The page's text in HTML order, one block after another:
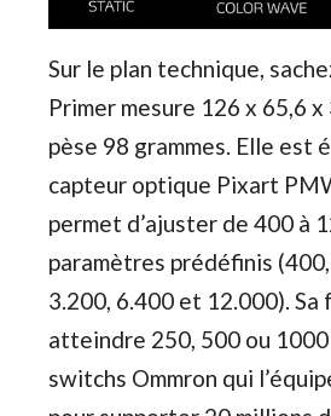
Sur le plan technique,
Primer mesure 126 x 65,6 x
pèse 98 grammes. Elle est
capteur optique Pixart
permet d’ajuster de 400 à
paramètres prédéfinis
3.200, 6.400 et 12.000).
atteindre 250, 500 ou
switchs Ommron qui